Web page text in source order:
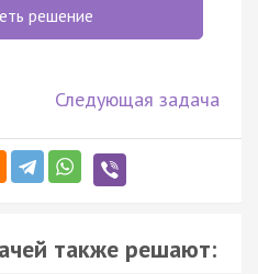
решение
Следующая задача
также решают: